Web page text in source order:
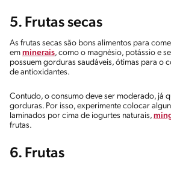
5. Frutas secas
As frutas secas são bons alimentos para
em minerais, como o magnésio, potássio e
possuem gorduras saudáveis, ótimas para o
de antioxidantes.
Contudo, o consumo deve ser moderado, já
gorduras. Por isso, experimente colocar
laminados por cima de iogurtes naturais,
frutas.
6. Frutas